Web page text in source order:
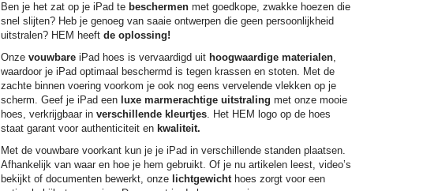
Ben je het zat op je iPad te beschermenmet goedkope, zwakke hoezen die
snel slijten? Heb je genoeg van saaie ontwerpen die geen persoonlijkheid
uitstralen? HEM heeft de oplossing!
Onze vouwbareiPad hoes is vervaardigd uit hoogwaardige materialen,
waardoor je iPad optimaal beschermd is tegen krassen en stoten. Met de
zachte binnen voering voorkom je ook nog eens vervelende vlekken op je
scherm. Geef je iPad een luxe marmerachtige uitstraling met onze mooie
hoes, verkrijgbaar in verschillende kleurtjes. Het HEM logo op de hoes
staat garant voor authenticiteit en kwaliteit.
Met de vouwbare voorkant kun je je iPad in verschillende standen plaatsen.
Afhankelijk van waar en hoe je hem gebruikt. Of je nu artikelen leest, video’s
bekijkt of documenten bewerkt, onze lichtgewichthoes zorgt voor een